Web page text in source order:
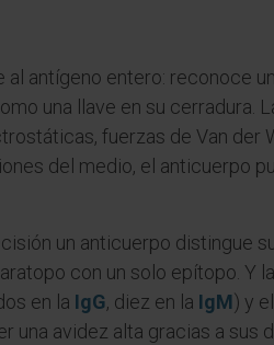
antígeno entero: reconoce
una llave en su cerradura.
fuerzas de Van der
del medio, el anticuerpo
un anticuerpo distingue
con un solo epítopo. Y la
en la IgG, diez en la IgM) y
una avidez alta gracias a sus